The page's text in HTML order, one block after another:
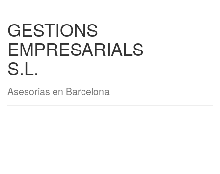
GESTIONS
EMPRESARIALS
S.L.
Asesorias en Barcelona